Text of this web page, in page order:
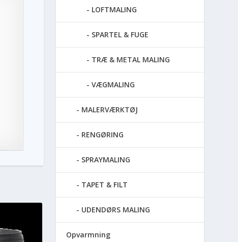
LOFTMALING
SPARTEL & FUGE
TRÆ & METAL MALING
VÆGMALING
MALERVÆRKTØJ
RENGØRING
SPRAYMALING
TAPET & FILT
UDENDØRS MALING
Opvarmning